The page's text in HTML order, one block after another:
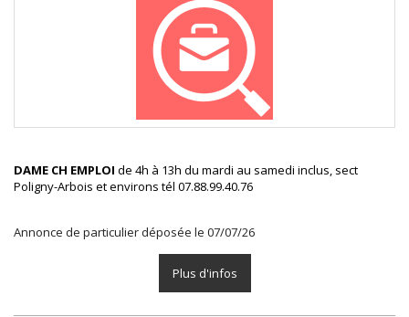
DAME CH EMPLOI de 4h à 13h du mardi au samedi inclus, sect
Poligny-Arbois et environs tél 07.88.99.40.76
Annonce de particulier déposée le 07/07/26
Plus d'infos